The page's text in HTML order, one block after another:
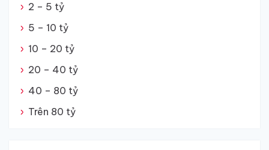
2 – 5 tỷ
5 – 10 tỷ
10 – 20 tỷ
20 – 40 tỷ
40 – 80 tỷ
Trên 80 tỷ